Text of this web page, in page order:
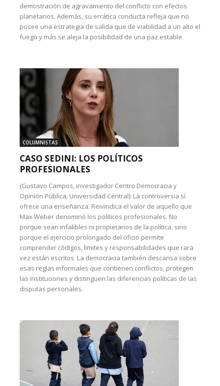
demostración de agravamiento del conflicto con efectos
planetarios. Además, su errática conducta refleja que no
posee una estrategia de salida que de viabilidad a un alto el
fuego y más se aleja la posibilidad de una paz estable.
COLUMNISTAS
CASO SEDINI: LOS POLÍTICOS
PROFESIONALES
(Gustavo Campos, investigador Centro Democracia y
Opinión Pública, Universidad Central): La controversia sí
ofrece una enseñanza. Reivindica el valor de aquello que
Max Weber denominó los políticos profesionales. No
porque sean infalibles ni propietarios de la política, sino
porque el ejercicio prolongado del oficio permite
comprender códigos, límites y responsabilidades que rara
vez están escritos. La democracia también descansa sobre
esas reglas informales que contienen conflictos, protegen
las instituciones y distinguen las diferencias políticas de las
disputas personales.